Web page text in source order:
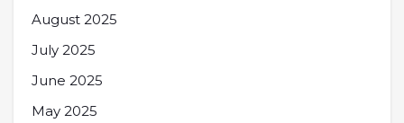
August 2025
July 2025
June 2025
May 2025